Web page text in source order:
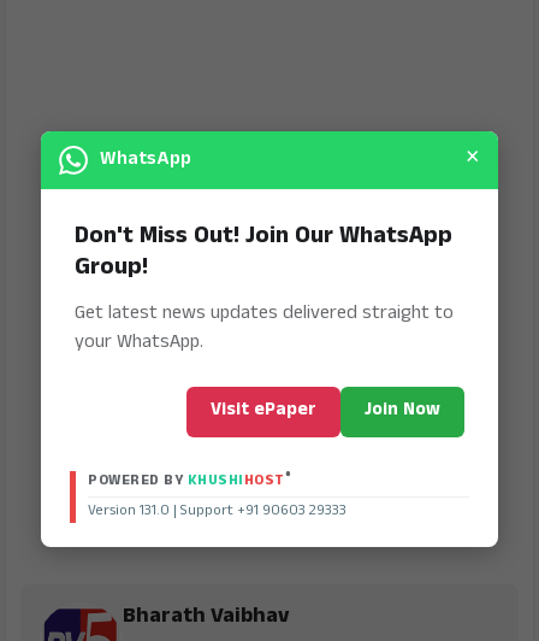
Bharath Vaibhav
WhatsApp ×
Don't Miss Out! Join Our WhatsApp
Group!
Get latest news updates delivered straight to
your WhatsApp.
Visit ePaper Join Now
POWERED BY KHUSHIHOST®
Version 131.0 | Support +91 90603 29333